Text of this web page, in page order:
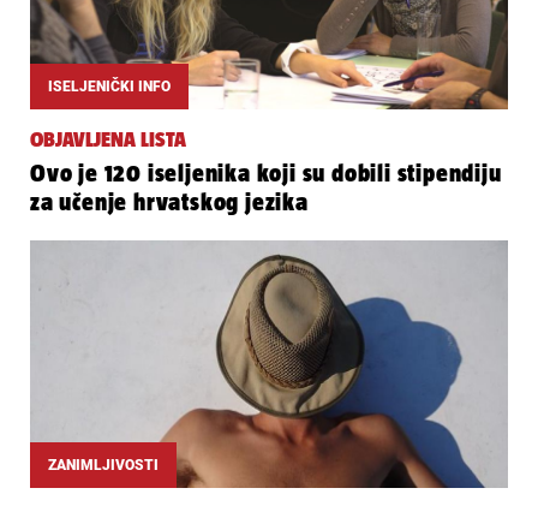
ISELJENIČKI INFO
OBJAVLJENA LISTA
Ovo je 120 iseljenika koji su dobili stipendiju
za učenje hrvatskog jezika
ZANIMLJIVOSTI